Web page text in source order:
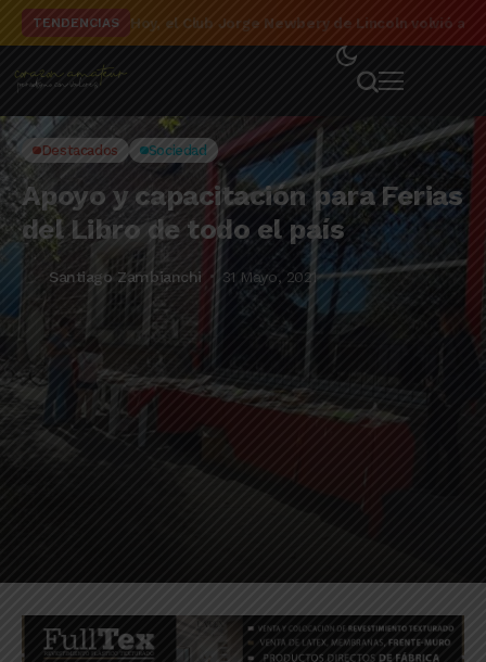
TENDENCIAS El detalle de la campaña de El Linqueño en el
Destacados Sociedad
Apoyo y capacitación para Ferias
del Libro de todo el país
Santiago Zambianchi 31 Mayo, 2021